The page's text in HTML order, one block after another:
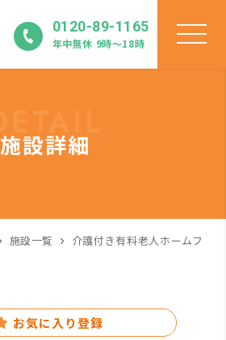
0120-89-1165
年中無休 9時〜18時
施設詳細
施設一覧
介護付き有料老人ホームフ
お気に入り登録